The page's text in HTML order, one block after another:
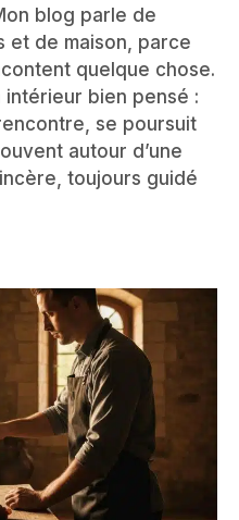
blog parle de
et de maison, parce
quelque chose.
bien pensé :
se poursuit
autour d’une
toujours guidé